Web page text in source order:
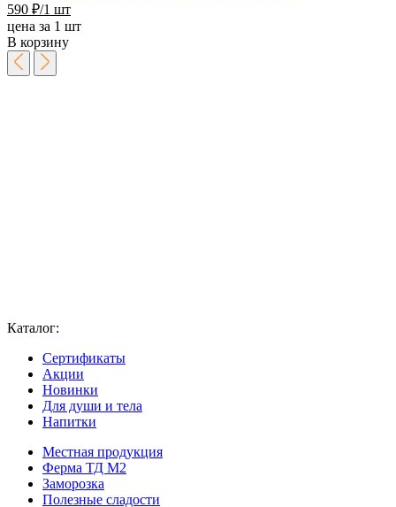
590 ₽/1 шт
цена за 1 шт
В корзину
Каталог:
Сертификаты
Акции
Новинки
Для души и тела
Напитки
Местная продукция
Ферма ТД М2
Заморозка
Полезные сладости